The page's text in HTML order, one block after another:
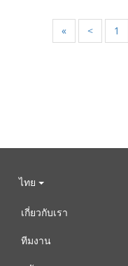
« < 1
ไทย
เกี่ยวกับเรา
ทีมงาน